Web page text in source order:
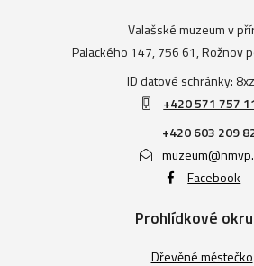
Valašské muzeum v
Palackého 147, 756 61, Rožnov
ID datové schránky:
+420 571 757
+420 603 209
Facebook
Prohlídkové
Dřevěné městečko